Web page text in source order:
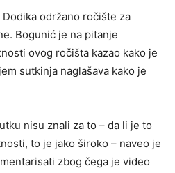
održano ročište za
Bogunić je na pitanje
ovog ročišta kazao kako je
sutkinja naglašava kako je
nisu znali za to – da li je to
to je jako široko – naveo je
zbog čega je video